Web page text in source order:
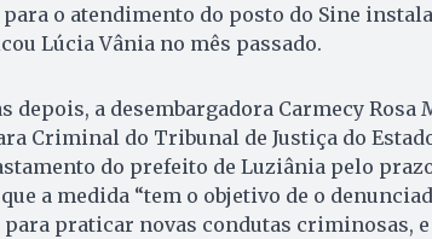
o atendimento do posto do Sine
Lúcia Vânia no mês passado.
depois, a desembargadora Carmecy Rosa
Criminal do Tribunal de Justiça do
do prefeito de Luziânia pelo
a medida “tem o objetivo de o
praticar novas condutas criminosas,